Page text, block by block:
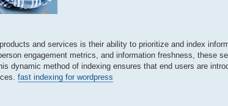
and services is their ability to prioritize and index
engagement metrics, and information freshness, these
dynamic method of indexing ensures that end users are
fast indexing for wordpress